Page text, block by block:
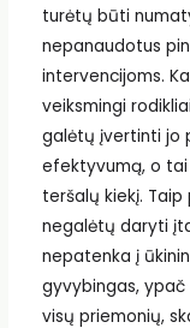
turėtų būti
nepanaudotus
intervencijoms.
veiksmingi
galėtų įvertinti jo
efektyvumą, o
teršalų kiekį.
negalėtų daryti
nepatenka į
gyvybingas, ypač
visų priemonių,